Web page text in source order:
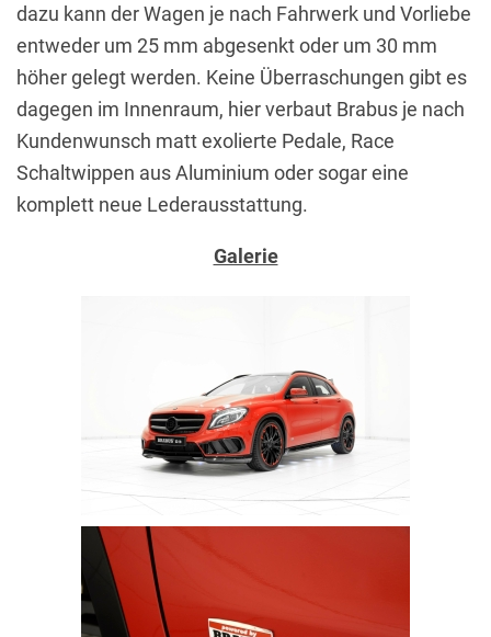
dazu kann der Wagen je nach Fahrwerk und Vorliebe
entweder um 25 mm abgesenkt oder um 30 mm
höher gelegt werden. Keine Überraschungen gibt es
dagegen im Innenraum, hier verbaut Brabus je nach
Kundenwunsch matt exolierte Pedale, Race
Schaltwippen aus Aluminium oder sogar eine
komplett neue Lederausstattung.
Galerie